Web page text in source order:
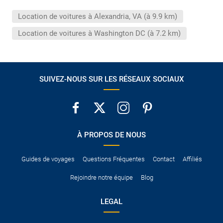
Pour vous en assurer, vous pouvez vous renseigner auprès des
services consulaires du pays concerné.
Location de voitures à Alexandria, VA (à 9.9 km)
Location de voitures à Washington DC (à 7.2 km)
SUIVEZ-NOUS SUR LES RÉSEAUX SOCIAUX
À PROPOS DE NOUS
Guides de voyages Questions Fréquentes Contact Affiliés
Rejoindre notre équipe Blog
LEGAL